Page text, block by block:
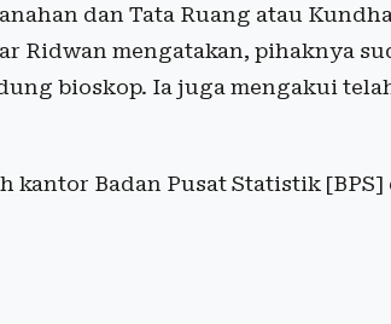
dan Tata Ruang atau
Ridwan mengatakan, pihaknya
bioskop. Ia juga mengakui
kantor Badan Pusat Statistik